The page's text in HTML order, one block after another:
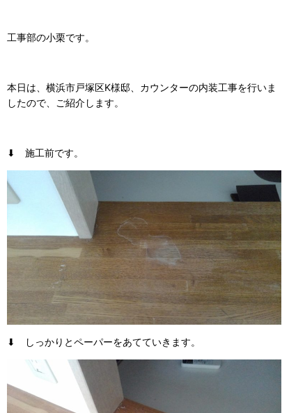
工事部の小栗です。
本日は、横浜市戸塚区K様邸、カウンターの内装工事を行いま
したので、ご紹介します。
⬇ 施工前です。
⬇ しっかりとペーパーをあてていきます。